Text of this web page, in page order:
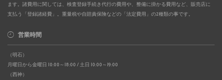
ます。諸費用に関しては、検査登録手続き代行の費用や、整備に掛かる費用など、販売店に
支払う「登録諸経費」。重量税や自賠責保険などの「法定費用」の2種類の事です。
営業時間
（明石）
月曜日から金曜日 10:00～18:00 / 土日 10:00～19:00
（西神）